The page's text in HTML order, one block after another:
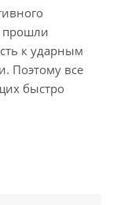
прошли
к ударным
Поэтому все
быстро